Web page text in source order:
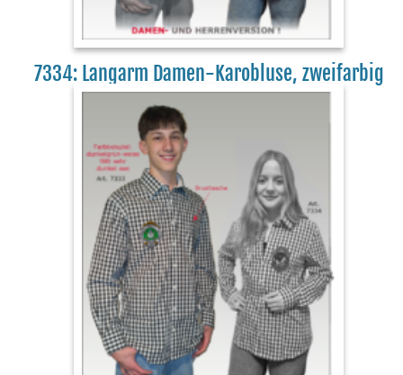
7334: Langarm Damen-Karobluse, zweifarbig